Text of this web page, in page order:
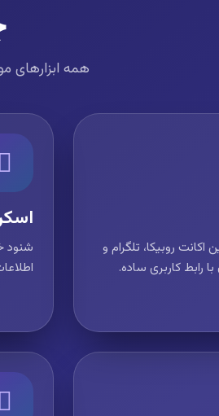
همه ابزارهای
روبیکا، تلگرام و
رابط کاربری ساده.
شنود